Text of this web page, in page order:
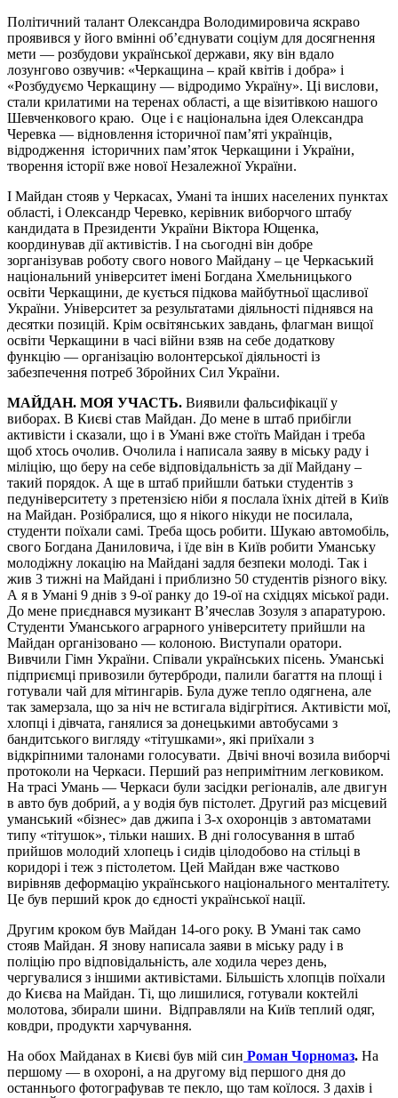
Політичний талант Олександра Володимировича яскраво
проявився у його вмінні об’єднувати соціум для досягнення
мети — розбудови української держави, яку він вдало
лозунгово озвучив: «Черкащина – край квітів і добра» і
«Розбудуємо Черкащину — відродимо Україну». Ці вислови,
стали крилатими на теренах області, а ще візитівкою нашого
Шевченкового краю. Оце і є національна ідея Олександра
Черевка — відновлення історичної пам’яті українців,
відродження історичних пам’яток Черкащини і України,
творення історії вже нової Незалежної України.
І Майдан стояв у Черкасах, Умані та інших населених пунктах
області, і Олександр Черевко, керівник виборчого штабу
кандидата в Президенти України Віктора Ющенка,
координував дії активістів. І на сьогодні він добре
зорганізував роботу свого нового Майдану – це Черкаський
національний університет імені Богдана Хмельницького
освіти Черкащини, де кується підкова майбутньої щасливої
України. Університет за результатами діяльності піднявся на
десятки позицій. Крім освітянських завдань, флагман вищої
освіти Черкащини в часі війни взяв на себе додаткову
функцію — організацію волонтерської діяльності із
забезпечення потреб Збройних Сил України.
МАЙДАН. МОЯ УЧАСТЬ. Виявили фальсифікації у
виборах. В Києві став Майдан. До мене в штаб прибігли
активісти і сказали, що і в Умані вже стоїть Майдан і треба
щоб хтось очолив. Очолила і написала заяву в міську раду і
міліцію, що беру на себе відповідальність за дії Майдану –
такий порядок. А ще в штаб прийшли батьки студентів з
педуніверситету з претензією ніби я послала їхніх дітей в Київ
на Майдан. Розібралися, що я нікого нікуди не посилала,
студенти поїхали самі. Треба щось робити. Шукаю автомобіль,
свого Богдана Даниловича, і їде він в Київ робити Уманську
молодіжну локацію на Майдані задля безпеки молоді. Так і
жив 3 тижні на Майдані і приблизно 50 студентів різного віку.
А я в Умані 9 днів з 9-ої ранку до 19-ої на східцях міської ради.
До мене приєднався музикант В’ячеслав Зозуля з апаратурою.
Студенти Уманського аграрного університету прийшли на
Майдан організовано — колоною. Виступали оратори.
Вивчили Гімн України. Співали українських пісень. Уманські
підприємці привозили бутерброди, палили багаття на площі і
готували чай для мітингарів. Була дуже тепло одягнена, але
так замерзала, що за ніч не встигала відігрітися. Активісти мої,
хлопці і дівчата, ганялися за донецькими автобусами з
бандитського вигляду «тітушками», які приїхали з
відкріпними талонами голосувати. Двічі вночі возила виборчі
протоколи на Черкаси. Перший раз непримітним легковиком.
На трасі Умань — Черкаси були засідки регіоналів, але двигун
в авто був добрий, а у водія був пістолет. Другий раз місцевий
уманський «бізнес» дав джипа і 3-х охоронців з автоматами
типу «тітушок», тільки наших. В дні голосування в штаб
прийшов молодий хлопець і сидів цілодобово на стільці в
коридорі і теж з пістолетом. Цей Майдан вже частково
вирівняв деформацію українського національного менталітету.
Це був перший крок до єдності української нації.
Другим кроком був Майдан 14-ого року. В Умані так само
стояв Майдан. Я знову написала заяви в міську раду і в
поліцію про відповідальність, але ходила через день,
чергувалися з іншими активістами. Більшість хлопців поїхали
до Києва на Майдан. Ті, що лишилися, готували коктейлі
молотова, збирали шини. Відправляли на Київ теплий одяг,
ковдри, продукти харчування.
На обох Майданах в Києві був мій син Роман Чорномаз. На
першому — в охороні, а на другому від першого дня до
останнього фотографував те пекло, що там коїлося. З дахів і